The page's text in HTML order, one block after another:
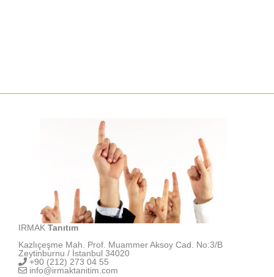
IRMAK Tanıtım
Kazlıçeşme Mah. Prof. Muammer Aksoy Cad. No:3/B
Zeytinburnu / İstanbul 34020
+90 (212) 273 04 55
info@irmaktanitim.com